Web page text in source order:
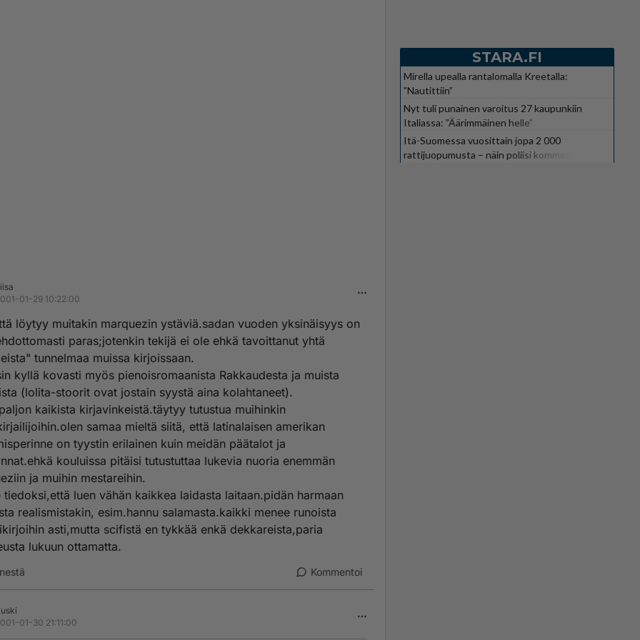
01-29 10:22:00
löytyy muitakin marquezin ystäviä.sadan vuoden yksinäisyys on
paras;jotenkin tekijä ei ole ehkä tavoittanut yhtä
tunnelmaa muissa kirjoissaan.
kyllä kovasti myös pienoisromaanista Rakkaudesta ja muista
(lolita-stoorit ovat jostain syystä aina kolahtaneet).
kaikista kirjavinkeistä.täytyy tutustua muihinkin
samaa mieltä siitä, että latinalaisen amerikan
on tyystin erilainen kuin meidän päätalot ja
kouluissa pitäisi tutustuttaa lukevia nuoria enemmän
ja muihin mestareihin.
tiedoksi,että luen vähän kaikkea laidasta laitaan.pidän harmaan
realismistakin, esim.hannu salamasta.kaikki menee runoista
asti,mutta scifistä en tykkää enkä dekkareista,paria
lukuun ottamatta.
Kommentoi
01-30 21:11:00
STARA.FI
Mirella upealla rantalomalla Kreetalla:
”Nautittiin”
Nyt tuli punainen varoitus 27 kaupunkiin
Italiassa: ”Äärimmäinen helle”
Itä-Suomessa vuosittain jopa 2 000
rattijuopumusta – näin poliisi kommentoi